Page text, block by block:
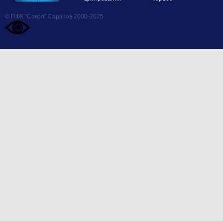
© ПФК "Сокол" Саратов 2000-2025